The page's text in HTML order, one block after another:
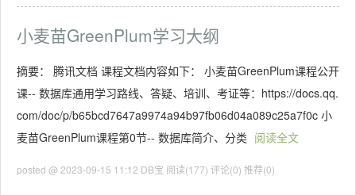
小麦苗GreenPlum学习大纲
摘要： 腾讯文档 课程文档内容如下： 小麦苗GreenPlum课程公开
课-- 数据库通用学习路线、答疑、培训、考证等：https://docs.qq.
com/doc/p/b65bcd7647a9974a94b97fb06d04a089c25a7f0c 小
麦苗GreenPlum课程第0节-- 数据库简介、分类 阅读全文
posted @ 2023-09-15 11:12 DB宝 阅读(177) 评论(0) 推荐(0)